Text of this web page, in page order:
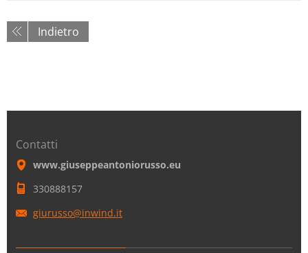
Indietro
Contatti
www.giuseppeantoniorusso.eu
330888157
giurusso@inwind.it